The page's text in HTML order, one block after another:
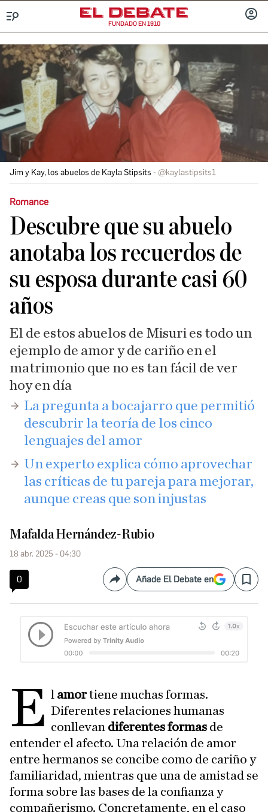
FUNDADO EN 1910
Jim y Kay, los abuelos de Kayla Stipsits @kaylastipsits1
Romance
Descubre que su abuelo
anotaba los recuerdos de
su esposa durante casi 60
años
El de estos abuelos de Misuri es todo un
ejemplo de amor y de cariño en el
matrimonio que no es tan fácil de ver
hoy en día
​La pregunta a bocajarro que permitió
descubrir la teoría de los cinco
lenguajes del amor
​Un experto explica cómo aprovechar
las críticas de tu pareja para mejorar,
aunque creas que son injustas
Mafalda Hernández-Rubio
18 abr. 2025 - 04:30
0 CompartirAñade El Debate en Save
E l amortiene muchas formas.
Diferentes relaciones humanas
conllevan diferentes formas de
entender el afecto. Una relación de amor
entre hermanos se concibe como de cariño y
familiaridad, mientras que una de amistad se
forma sobre las bases de la confianza y
compañerismo. Concretamente, en el caso